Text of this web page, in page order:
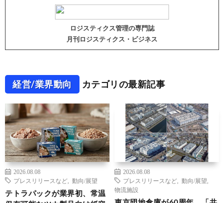
ロジスティクス管理の専門誌
月刊ロジスティクス・ビジネス
経営/業界動向 カテゴリの最新記事
2026.08.08
プレスリリースなど
動向/展望
テトラパックが業界初、常温
2026.08.08
プレスリリースなど
動向/展望
物流施設